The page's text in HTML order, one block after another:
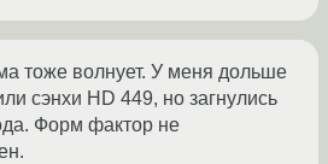
тоже волнует. У меня дольше
сэнхи HD 449, но загнулись
Форм фактор не